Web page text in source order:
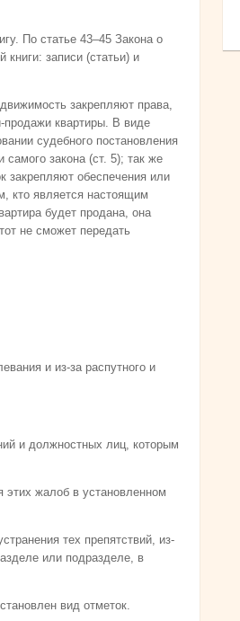
По статье 43–45 Закона о
записи (статьи) и
закрепляют права,
продажи квартиры. В виде
судебного постановления
закона (ст. 5); так же
закрепляют обеспечения или
кто является настоящим
будет продана, она
не сможет передать
и из-за распутного и
и должностных лиц, которым
жалоб в установленном
тех препятствий, из-
или подразделе, в
вид отметок.